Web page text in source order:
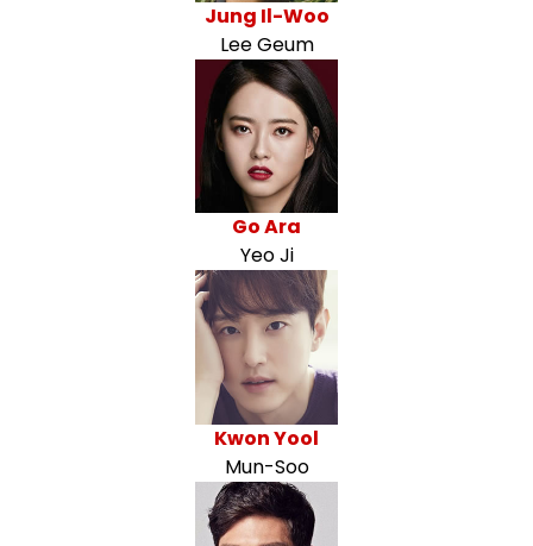
Jung Il-Woo
Lee Geum
Go Ara
Yeo Ji
Kwon Yool
Mun-Soo